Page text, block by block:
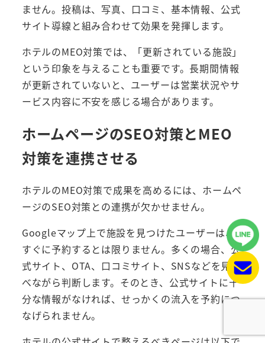
ません。投稿は、写真、口コミ、基本情報、公式
サイト導線と組み合わせて効果を発揮します。
ホテルのMEO対策では、「更新されている施設」
という印象を与えることも重要です。長期間情報
が更新されていないと、ユーザーは営業状況やサ
ービス内容に不安を感じる場合があります。
ホームページのSEO対策とMEO
対策を連携させる
ホテルのMEO対策で成果を高めるには、ホームペ
ージのSEO対策との連携が欠かせません。
Googleマップ上で施設を見つけたユーザーは、
すぐに予約するとは限りません。多くの場合、公
式サイト、OTA、口コミサイト、SNSなどを見比
べながら判断します。そのとき、公式サイトに十
分な情報がなければ、せっかくの流入を予約につ
なげられません。